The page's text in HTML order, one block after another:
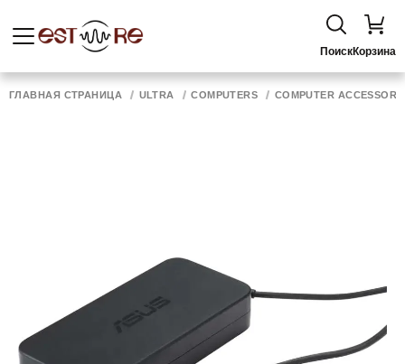
ПоискКорзина
ГЛАВНАЯ СТРАНИЦА ULTRA COMPUTERS COMPUTER